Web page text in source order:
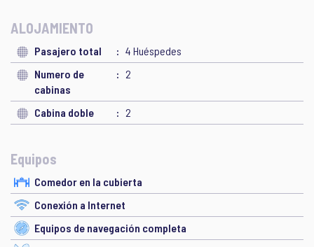
ALOJAMIENTO
Pasajero total
4 Huéspedes
Numero de
cabinas
2
Cabina doble 2
Equipos
Comedor en la cubierta
Conexión a Internet
Equipos de navegación completa